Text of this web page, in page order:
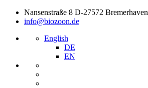
Nansenstraße 8 D-27572 Bremerhaven
info@biozoon.de
English
DE
EN